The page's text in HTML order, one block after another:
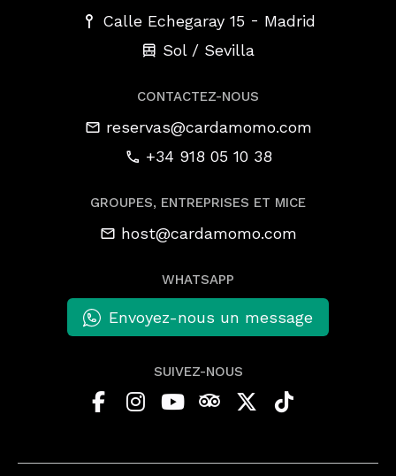
Calle Echegaray 15 - Madrid
Sol / Sevilla
CONTACTEZ-NOUS
reservas@cardamomo.com
+34 918 05 10 38
GROUPES, ENTREPRISES ET MICE
host@cardamomo.com
WHATSAPP
Envoyez-nous un message
SUIVEZ-NOUS